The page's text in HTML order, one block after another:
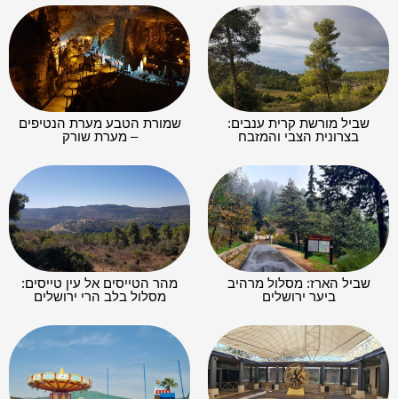
שביל מורשת קרית ענבים:
בצרונית הצבי והמזבח
שמורת הטבע מערת הנטיפים
– מערת שורק
שביל הארז: מסלול מרהיב
ביער ירושלים
מהר הטייסים אל עין טייסים:
מסלול בלב הרי ירושלים